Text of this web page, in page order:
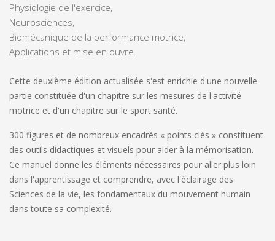
Physiologie de l'exercice,
Neurosciences,
Biomécanique de la performance motrice,
Applications et mise en ouvre.
Cette deuxième édition actualisée s'est enrichie d'une nouvelle
partie constituée d'un chapitre sur les mesures de l'activité
motrice et d'un chapitre sur le sport santé.
300 figures et de nombreux encadrés « points clés » constituent
des outils didactiques et visuels pour aider à la mémorisation.
Ce manuel donne les éléments nécessaires pour aller plus loin
dans l'apprentissage et comprendre, avec l'éclairage des
Sciences de la vie, les fondamentaux du mouvement humain
dans toute sa complexité.